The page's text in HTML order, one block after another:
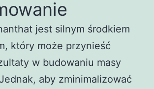
jest silnym środkiem
który może przynieść
w budowaniu masy
aby zminimalizować